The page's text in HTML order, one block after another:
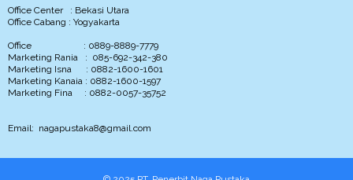
Office Center : Bekasi Utara
Office Cabang : Yogyakarta
Office : 0889-8889-7779
Marketing Rania : 085-692-342-380
Marketing Isna : 0882-1600-1601
Marketing Kanaia : 0882-1600-1597
Marketing Fina : 0882-0057-35752
Email: nagapustaka8@gmail.com